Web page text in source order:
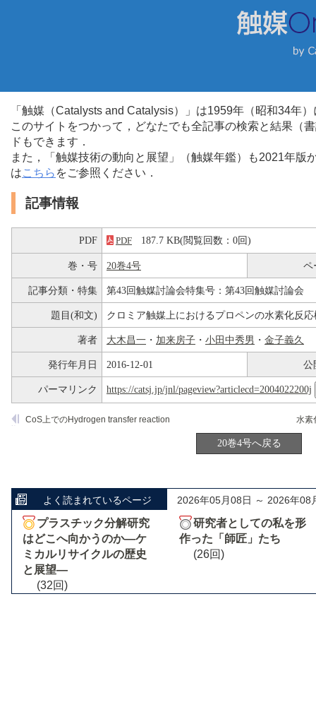
「触媒（Catalysts and Catalysis）」は1959年（昭和34年
このサイトをつかって，どなたでも全記事の検索と結果（
ドもできます．
また，「触媒技術の動向と展望」（触媒年鑑）も2021年
はこちら をご参照ください．
記事情報
PDF PDF 187.7 KB(閲覧回数：0回)
巻・号 20巻4号 ペ
記事分類・特集 第43回触媒討論会特集号：第43回触媒討論会
題目(和文) クロミア触媒上におけるプロペンの水素化反応
著者 大木昌一 ・ 加来房子 ・ 小田中秀男 ・ 金子義久
発行年月日 2016-12-01 公
パーマリンク https://catsj.jp/jnl/pageview?articlecd=2004022200j
CoS上でのHydrogen transfer reaction
20巻4号へ戻る
よく読まれているページ 2026年05月08日 ～ 2026年08
プラスチック分解研究
はどこへ向かうのか―ケ
ミカルリサイクルの歴史
と展望―
(32回)
研究者としての私を形
作った「師匠」たち
(26回)